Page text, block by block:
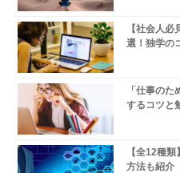
【社会人
選！独学の
「仕事の
するコツと
【全12種
方法も紹介